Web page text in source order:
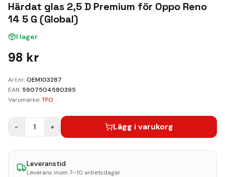
Kundvagn
Härdat glas 2,5 D Premium för Oppo Reno
14 5 G (Global)
I lager
98 kr
Art.nr:OEM103287
EAN: 5907504580395
Varumärke:TFO
− 1 + Lägg i varukorg
Leveranstid
Leverans inom 7–10 arbetsdagar